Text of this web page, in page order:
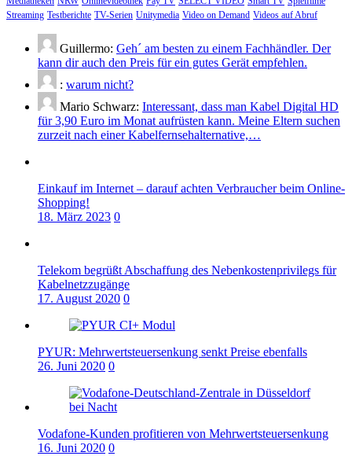
Streaming Testberichte TV-Serien Unitymedia Video on Demand Videos auf Abruf
Guillermo: Geh´ am besten zu einem Fachhändler. Der
kann dir auch den Preis für ein gutes Gerät empfehlen.
: warum nicht?
Mario Schwarz: Interessant, dass man Kabel Digital HD
für 3,90 Euro im Monat aufrüsten kann. Meine Eltern suchen
zurzeit nach einer Kabelfernsehalternative,…
Einkauf im Internet – darauf achten Verbraucher beim Online-
Shopping!
18. März 2023 0
Telekom begrüßt Abschaffung des Nebenkostenprivilegs für
Kabelnetzzugänge
17. August 2020 0
PYUR: Mehrwertsteuersenkung senkt Preise ebenfalls
26. Juni 2020 0
Vodafone-Kunden profitieren von Mehrwertsteuersenkung
16. Juni 2020 0